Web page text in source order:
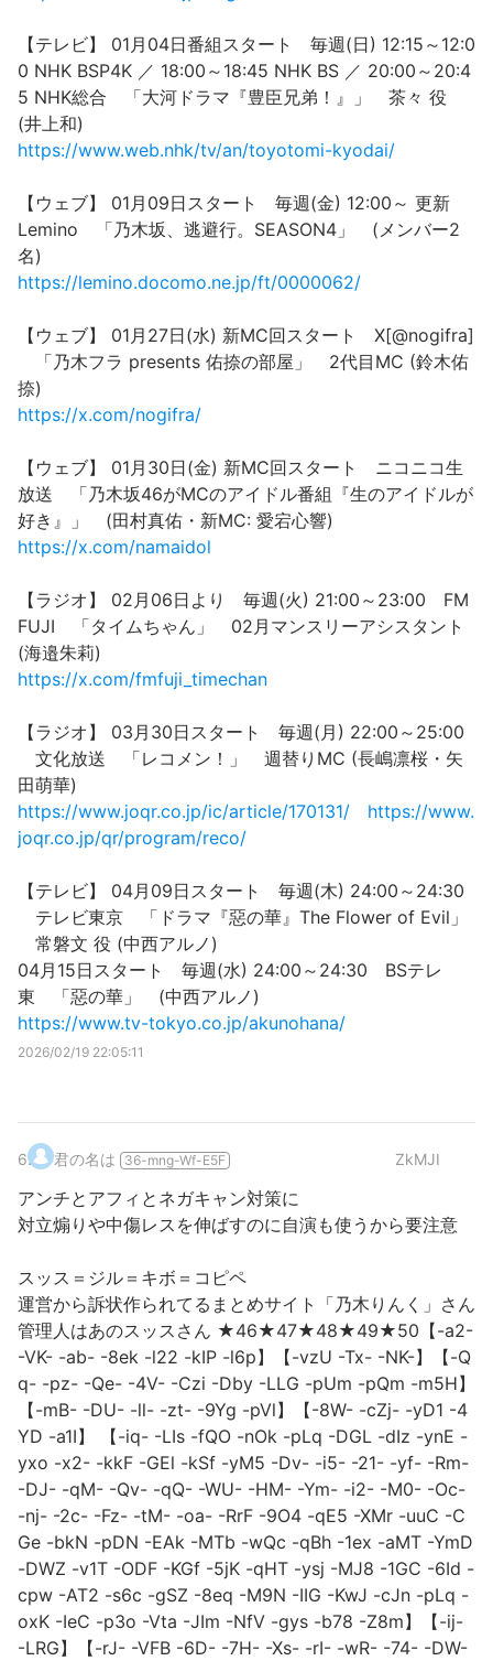
【テレビ】 01月04日番組スタート 毎週(日) 12:15～12:0
0 NHK BSP4K ／ 18:00～18:45 NHK BS ／ 20:00～20:4
5 NHK総合 「大河ドラマ『豊臣兄弟！』」 茶々 役
(井上和)
https://www.web.nhk/tv/an/toyotomi-kyodai/
【ウェブ】 01月09日スタート 毎週(金) 12:00～ 更新
Lemino 「乃木坂、逃避行。SEASON4」 (メンバー2
名)
https://lemino.docomo.ne.jp/ft/0000062/
【ウェブ】 01月27日(水) 新MC回スタート X[@nogifra]
「乃木フラ presents 佑捺の部屋」 2代目MC (鈴木佑
捺)
https://x.com/nogifra/
【ウェブ】 01月30日(金) 新MC回スタート ニコニコ生
放送 「乃木坂46がMCのアイドル番組『生のアイドルが
好き』」 (田村真佑・新MC: 愛宕心響)
https://x.com/namaidol
【ラジオ】 02月06日より 毎週(火) 21:00～23:00 FM
FUJI 「タイムちゃん」 02月マンスリーアシスタント
(海邉朱莉)
https://x.com/fmfuji_timechan
【ラジオ】 03月30日スタート 毎週(月) 22:00～25:00
文化放送 「レコメン！」 週替りMC (長嶋凛桜・矢
田萌華)
https://www.joqr.co.jp/ic/article/170131/
https://www.
joqr.co.jp/qr/program/reco/
【テレビ】 04月09日スタート 毎週(木) 24:00～24:30
テレビ東京 「ドラマ『惡の華』The Flower of Evil」
常磐文 役 (中西アルノ)
04月15日スタート 毎週(水) 24:00～24:30 BSテレ
東 「惡の華」 (中西アルノ)
https://www.tv-tokyo.co.jp/akunohana/
2026/02/19 22:05:11
6. 君の名は 36-mng-Wf-E5F ZkMJI
アンチとアフィとネガキャン対策に
対立煽りや中傷レスを伸ばすのに自演も使うから要注意
スッス＝ジル＝キボ＝コピペ
運営から訴状作られてるまとめサイト「乃木りんく」さん
管理人はあのスッスさん ★46★47★48★49★50【-a2-
-VK- -ab- -8ek -l22 -kIP -l6p】【-vzU -Tx- -NK-】【-Q
q- -pz- -Qe- -4V- -Czi -Dby -LLG -pUm -pQm -m5H】
【-mB- -DU- -ll- -zt- -9Yg -pVl】【-8W- -cZj- -yD1 -4
YD -a1I】 【-iq- -LIs -fQO -nOk -pLq -DGL -dIz -ynE -
yxo -x2- -kkF -GEl -kSf -yM5 -Dv- -i5- -21- -yf- -Rm-
-DJ- -qM- -Qv- -qQ- -WU- -HM- -Ym- -i2- -M0- -Oc-
-nj- -2c- -Fz- -tM- -oa- -RrF -9O4 -qE5 -XMr -uuC -C
Ge -bkN -pDN -EAk -MTb -wQc -qBh -1ex -aMT -YmD
-DWZ -v1T -ODF -KGf -5jK -qHT -ysj -MJ8 -1GC -6Id -
cpw -AT2 -s6c -gSZ -8eq -M9N -IIG -KwJ -cJn -pLq -
oxK -IeC -p3o -Vta -JIm -NfV -gys -b78 -Z8m】【-ij-
-LRG】【-rJ- -VFB -6D- -7H- -Xs- -rI- -wR- -74- -DW-